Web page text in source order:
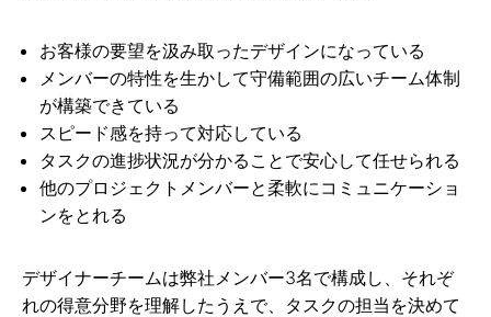
お客様の要望を汲み取ったデザインになっている
メンバーの特性を生かして守備範囲の広いチーム体制
が構築できている
スピード感を持って対応している
タスクの進捗状況が分かることで安心して任せられる
他のプロジェクトメンバーと柔軟にコミュニケーショ
ンをとれる
デザイナーチームは弊社メンバー3名で構成し、それぞ
れの得意分野を理解したうえで、タスクの担当を決めて